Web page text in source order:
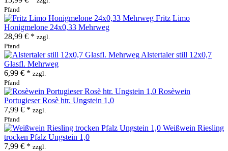
Pfand
Fritz Limo
Honigmelone 24x0,33 Mehrweg
28,99 € * zzgl.
Pfand
Alstertaler still 12x0,7
Glasfl. Mehrweg
6,99 € * zzgl.
Pfand
Rosèwein
Portugieser Rosè htr. Ungstein 1,0
7,99 € * zzgl.
Pfand
Weißwein Riesling
trocken Pfalz Ungstein 1,0
7,99 € * zzgl.